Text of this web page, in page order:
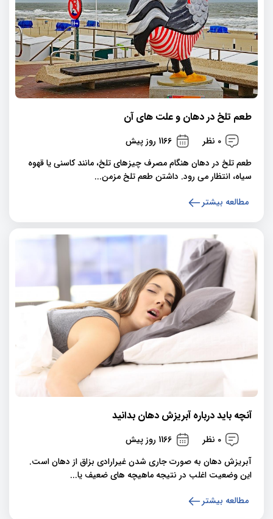
طعم تلخ در دهان و علت های آن
0 نظر
1166 روز پیش
طعم تلخ در دهان هنگام مصرف چیزهای تلخ، مانند کاسنی یا قهوه
سیاه، انتظار می رود. داشتن طعم تلخ مزمن...
مطالعه بیشتر
آنچه باید درباره آبریزش دهان بدانید
0 نظر
1166 روز پیش
آبریزش دهان به صورت جاری شدن غیرارادی بزاق از دهان است.
این وضعیت اغلب در نتیجه ماهیچه های ضعیف یا...
مطالعه بیشتر